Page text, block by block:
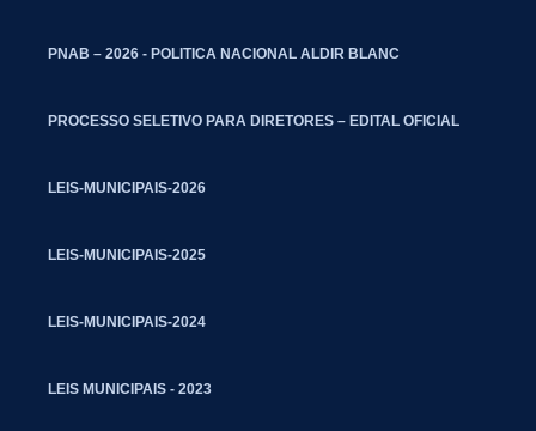
PNAB – 2026 - POLITICA NACIONAL ALDIR BLANC
PROCESSO SELETIVO PARA DIRETORES – EDITAL OFICIAL
LEIS-MUNICIPAIS-2026
LEIS-MUNICIPAIS-2025
LEIS-MUNICIPAIS-2024
LEIS MUNICIPAIS - 2023